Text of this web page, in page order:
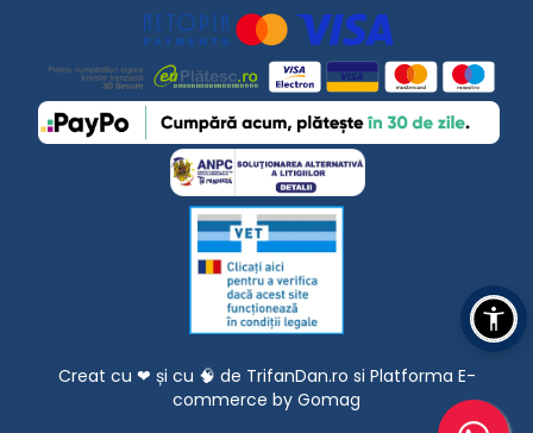
Creat cu ❤ și cu 🧠 de TrifanDan.ro si Platforma E-
commerce by Gomag